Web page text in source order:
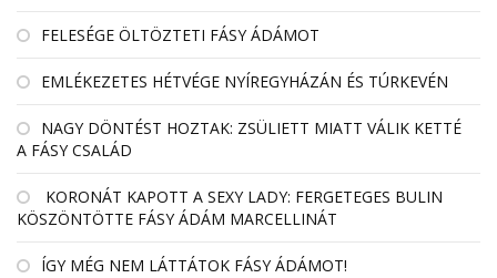
FELESÉGE ÖLTÖZTETI FÁSY ÁDÁMOT
EMLÉKEZETES HÉTVÉGE NYÍREGYHÁZÁN ÉS TÚRKEVÉN
NAGY DÖNTÉST HOZTAK: ZSÜLIETT MIATT VÁLIK KETTÉ
A FÁSY CSALÁD
KORONÁT KAPOTT A SEXY LADY: FERGETEGES BULIN
KÖSZÖNTÖTTE FÁSY ÁDÁM MARCELLINÁT
ÍGY MÉG NEM LÁTTÁTOK FÁSY ÁDÁMOT!